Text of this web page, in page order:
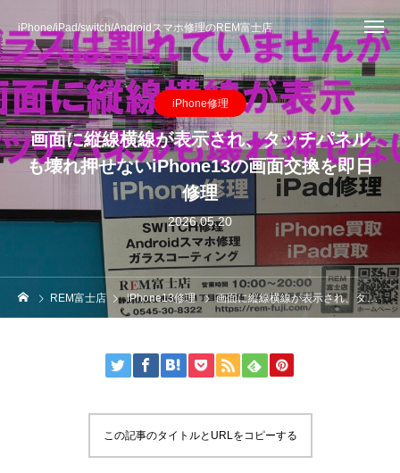
iPhone/iPad/switch/Androidスマホ修理のREM富士店
iPhone修理
画面に縦線横線が表示され、タッチパネル
も壊れ押せないiPhone13の画面交換を即日
修理
2026.05.20
REM富士店 iPhone13修理 画面に縦線横線が表示され、タッチパネルも壊れ押せないiPhone13の画面交換を即日修理
この記事のタイトルとURLをコピーする